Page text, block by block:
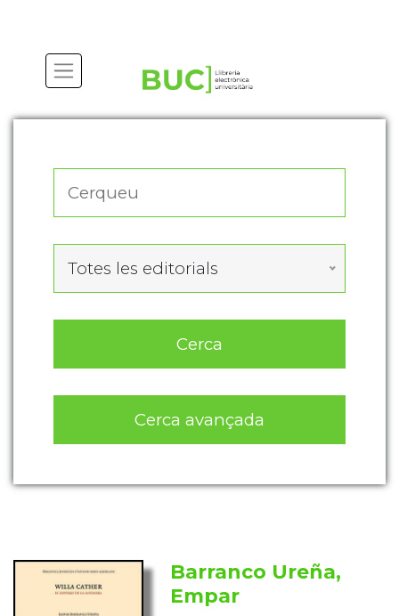
Totes les editorials
Cerca
Cerca avançada
Barranco Ureña,
Empar